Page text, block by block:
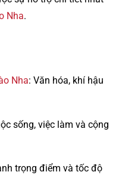
Nha.
Nha: Văn hóa, khí hậu
sống, việc làm và cộng
trọng điểm và tốc độ